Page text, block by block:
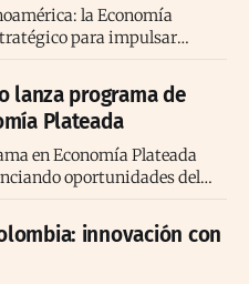
la Economía
para impulsar
lanza programa de
Plateada
en Economía Plateada
oportunidades del
innovación con